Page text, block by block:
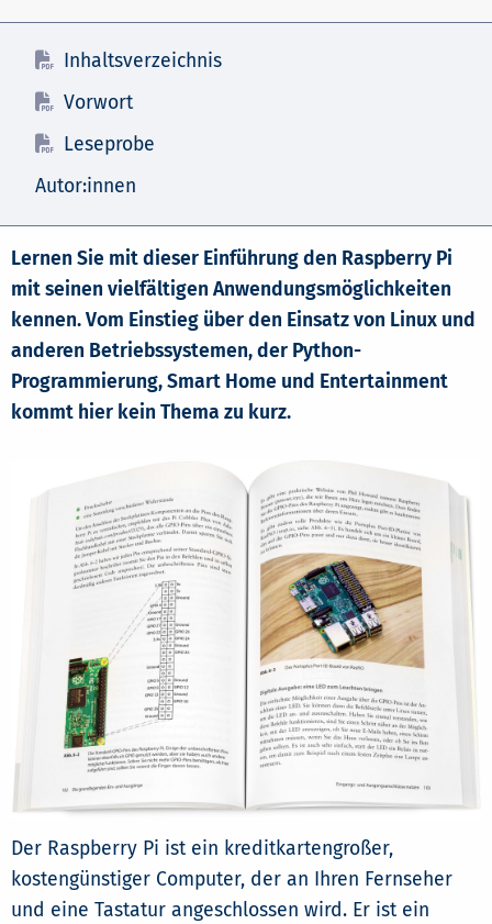
Inhaltsverzeichnis
Vorwort
Leseprobe
Autor:innen
Lernen Sie mit dieser Einführung den Raspberry Pi
mit seinen vielfältigen Anwendungsmöglichkeiten
kennen. Vom Einstieg über den Einsatz von Linux und
anderen Betriebssystemen, der Python-
Programmierung, Smart Home und Entertainment
kommt hier kein Thema zu kurz.
Der Raspberry Pi ist ein kreditkartengroßer,
kostengünstiger Computer, der an Ihren Fernseher
und eine Tastatur angeschlossen wird. Er ist ein